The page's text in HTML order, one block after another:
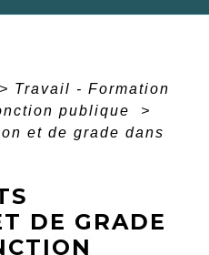
> Travail - Formation
publique
>
et de grade dans
DE GRADE